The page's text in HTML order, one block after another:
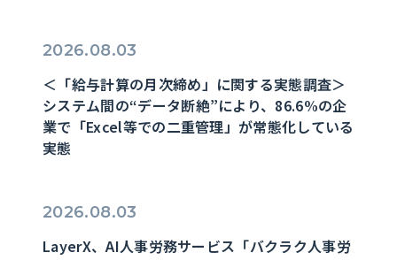
2026.08.03
＜「給与計算の月次締め」に関する実態調査＞
システム間の“データ断絶”により、86.6%の企
業で「Excel等での二重管理」が常態化している
実態
2026.08.03
LayerX、AI人事労務サービス「バクラク人事労